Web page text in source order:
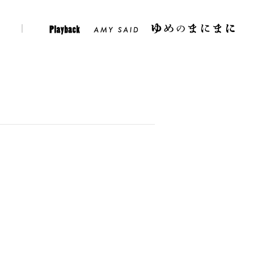
Instagram Play Back Amy Said